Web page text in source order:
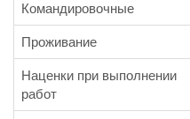
Командировочные
Проживание
Наценки при выполнении
работ